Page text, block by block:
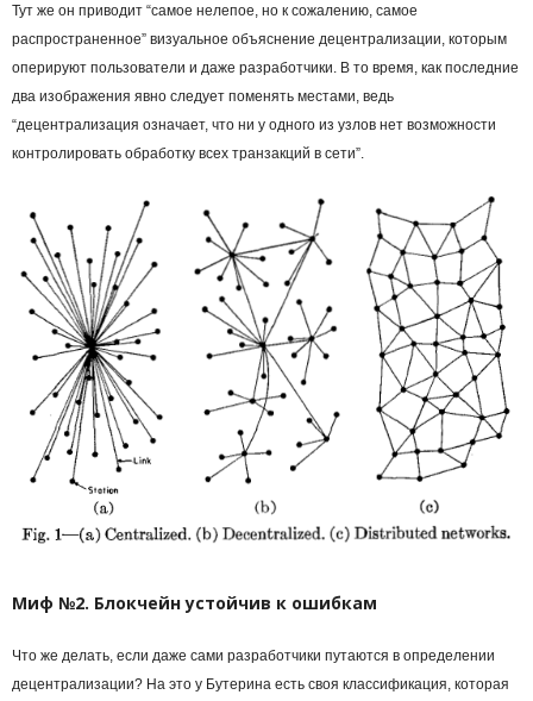
Тут же он приводит “самое нелепое, но к сожалению, самое
распространенное” визуальное объяснение децентрализации, которым
оперируют пользователи и даже разработчики. В то время, как последние
два изображения явно следует поменять местами, ведь
“децентрализация означает, что ни у одного из узлов нет возможности
контролировать обработку всех транзакций в сети”.
Миф №2. Блокчейн устойчив к ошибкам
Что же делать, если даже сами разработчики путаются в определении
децентрализации? На это у Бутерина есть своя классификация, которая